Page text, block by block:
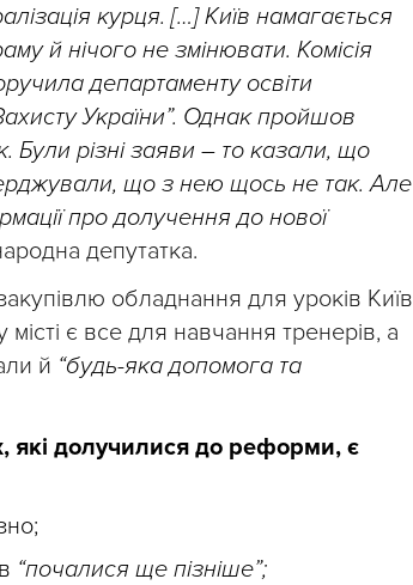
курця. […] Київ намагається
й нічого не змінювати. Комісія
департаменту освіти
України”. Однак пройшов
Були різні заяви – то казали, що
що з нею щось не так. Але
про долучення до нової
депутатка.
обладнання для уроків Київ
є все для навчання тренерів, а
й “будь-яка допомога та
які долучилися до реформи, є
“почалися ще пізніше”;